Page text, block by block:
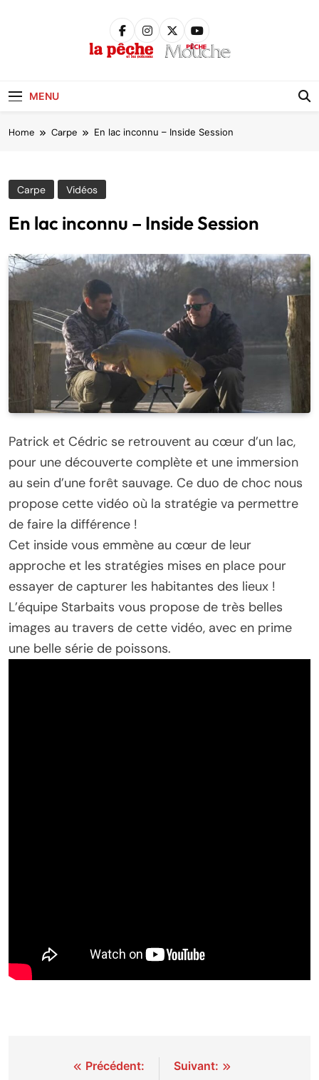
MENU
Home Carpe En lac inconnu – Inside Session
Carpe Vidéos
En lac inconnu – Inside Session
Patrick et Cédric se retrouvent au cœur d’un lac,
pour une découverte complète et une immersion
au sein d’une forêt sauvage. Ce duo de choc nous
propose cette vidéo où la stratégie va permettre
de faire la différence !
Cet inside vous emmène au cœur de leur
approche et les stratégies mises en place pour
essayer de capturer les habitantes des lieux !
L’équipe Starbaits vous propose de très belles
images au travers de cette vidéo, avec en prime
une belle série de poissons.
NavigationPrécédent:
Suivant: